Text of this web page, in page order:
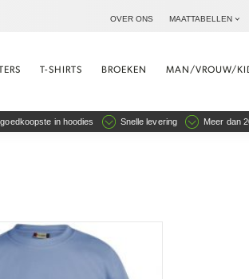
OVER ONS MAATTABELLEN
T-SHIRTS BROEKEN MAN/VROUW/
in hoodies Snelle levering Meer dan